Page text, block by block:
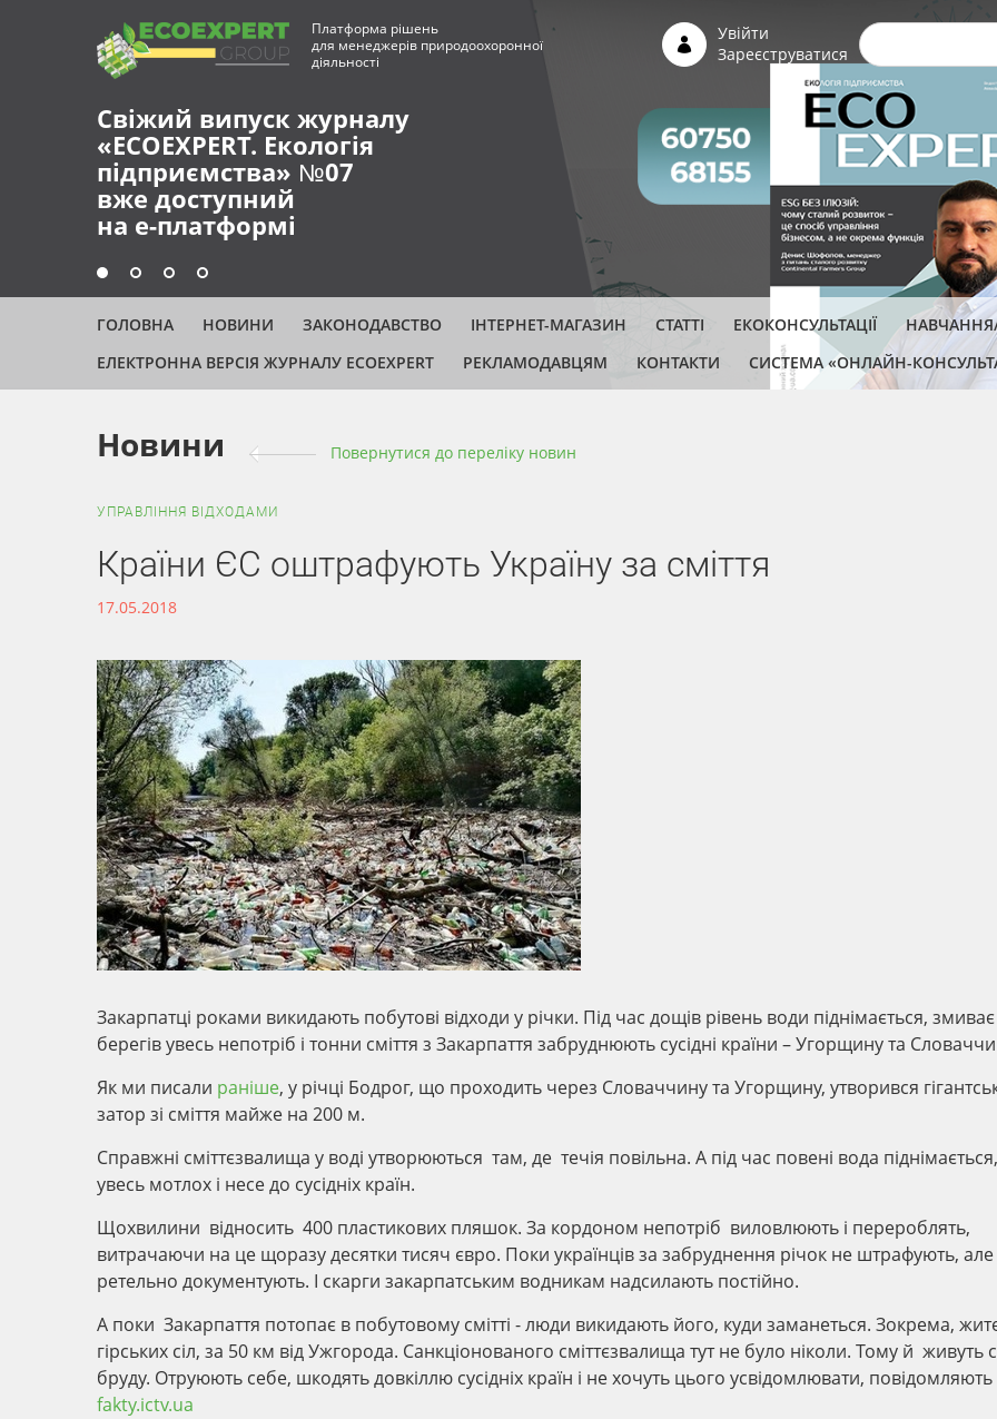
Свіжий випуск журналу
«ECOEXPERT. Екологія
підприємства» №07
вже доступний
на е-платформі
Платформа рішень
для менеджерів природоохоронної
діяльності
Увійти
Зареєструватися
ГОЛОВНА НОВИНИ ЗАКОНОДАВСТВО ІНТЕРНЕТ-МАГАЗИН СТАТТІ ЕКОКОНСУЛЬТАЦІЇ
НАВЧАННЯ/
ЕЛЕКТРОННА ВЕРСІЯ ЖУРНАЛУ ECOEXPERT
РЕКЛАМОДАВЦЯМ КОНТАКТИ СИСТЕМА «ОНЛАЙН-
Новини Повернутися до переліку новин
УПРАВЛІННЯ ВІДХОДАМИ
Країни ЄС оштрафують Україну за сміття
17.05.2018
Закарпатці роками викидають побутові відходи у річки. Під час дощів рівень води піднімається,
берегів увесь непотріб і тонни сміття з Закарпаття забруднюють сусідні країни – Угорщину та
Як ми писали раніше, у річці Бодрог, що проходить через Словаччину та Угорщину, утворився
затор зі сміття майже на 200 м.
Справжні сміттєзвалища у воді утворюються там, де течія повільна. А під час повені вода
увесь мотлох і несе до сусідніх країн.
Щохвилини відносить 400 пластикових пляшок. За кордоном непотріб виловлюють і перероблять,
витрачаючи на це щоразу десятки тисяч євро. Поки українців за забруднення річок не штрафують, але
ретельно документують. І скарги закарпатським водникам надсилають постійно.
А поки Закарпаття потопає в побутовому смітті - люди викидають його, куди заманеться. Зокрема,
гірських сіл, за 50 км від Ужгорода. Санкціонованого сміттєзвалища тут не було ніколи. Тому й живуть
бруду. Отруюють себе, шкодять довкіллю сусідніх країн і не хочуть цього усвідомлювати, повідомляють
fakty.ictv.ua